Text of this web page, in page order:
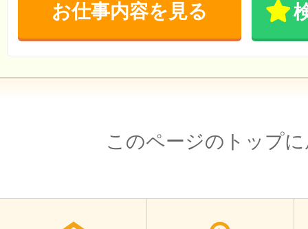
お仕事内容を見る
このページのトップ